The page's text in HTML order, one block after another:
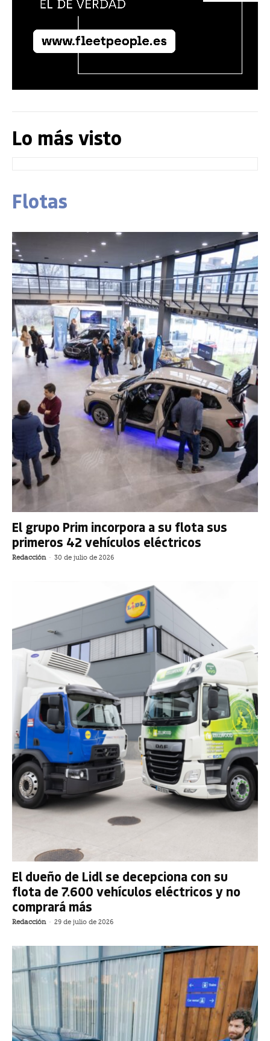
Lo más visto
Flotas
El grupo Prim incorpora a su flota sus
primeros 42 vehículos eléctricos
Redacción - 30 de julio de 2026
El dueño de Lidl se decepciona con su
flota de 7.600 vehículos eléctricos y no
comprará más
Redacción - 29 de julio de 2026